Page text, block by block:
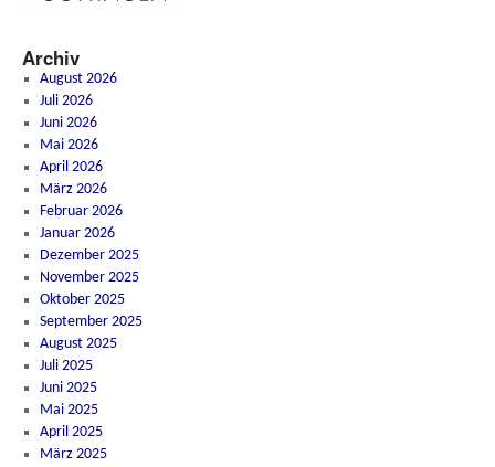
Archiv
August 2026
Juli 2026
Juni 2026
Mai 2026
April 2026
März 2026
Februar 2026
Januar 2026
Dezember 2025
November 2025
Oktober 2025
September 2025
August 2025
Juli 2025
Juni 2025
Mai 2025
April 2025
März 2025